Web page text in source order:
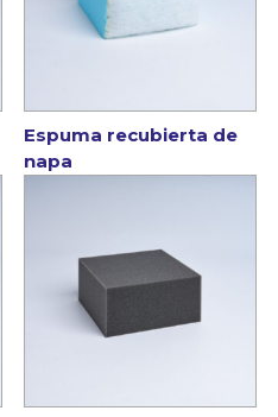
Espuma recubierta de
napa